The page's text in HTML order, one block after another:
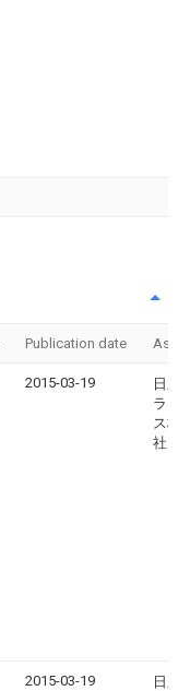
Publication date
2015-03-19
日立
ライ
ス株
社
2015-03-19
日立